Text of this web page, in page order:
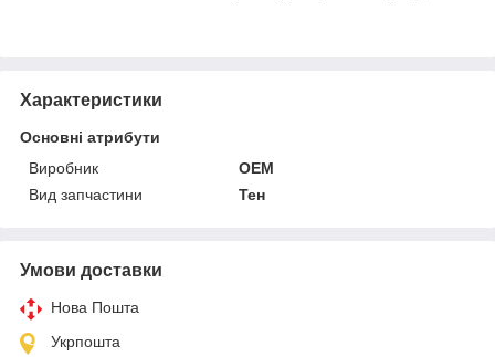
Характеристики
Основні атрибути
Виробник
OEM
Вид запчастини
Тен
Умови доставки
Нова Пошта
Укрпошта